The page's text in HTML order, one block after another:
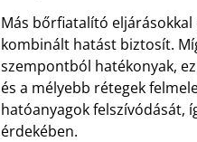
Más bőrfiatalító
kombinált hatást biztosít.
szempontból hatékonyak,
és a mélyebb rétegek
hatóanyagok felszívódását,
érdekében.